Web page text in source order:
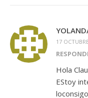
17
Hola
EStoy